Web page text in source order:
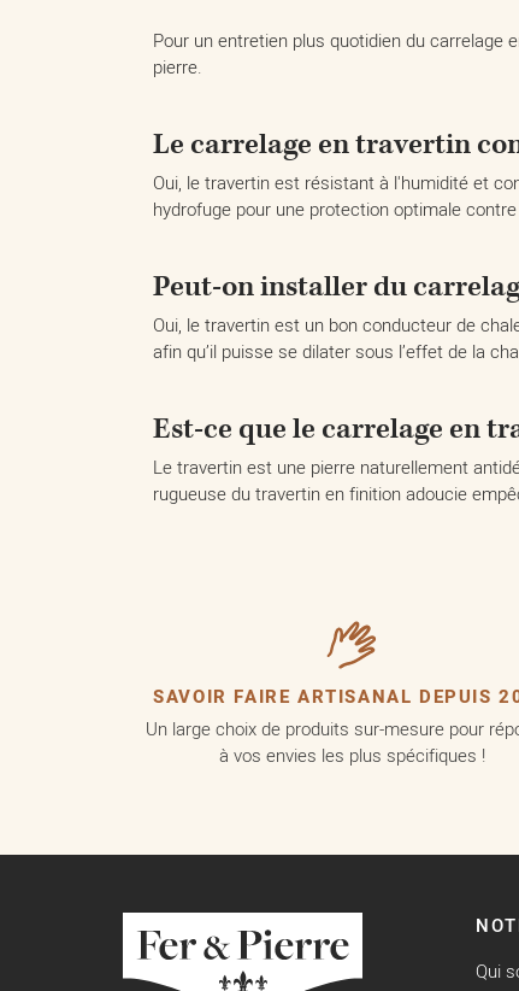
Pour un entretien plus quotidien du
pierre.
Le carrelage en travertin
Oui, le travertin est résistant à l'humidité et
hydrofuge pour une protection optimale
Peut-on installer du
Oui, le travertin est un bon conducteur de
afin qu’il puisse se dilater sous l’effet de la
Est-ce que le carrelage en
Le travertin est une pierre naturellement
rugueuse du travertin en finition adoucie
SAVOIR FAIRE ARTISANAL DEPUIS
Un large choix de produits sur-mesure pour
à vos envies les plus spécifiques !
Qui